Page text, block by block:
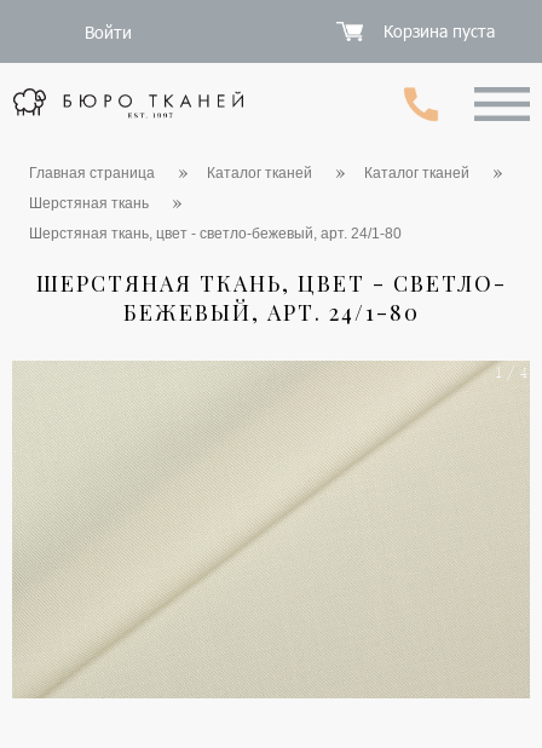
Войти Корзина пуста
Главная страница Каталог тканей
Каталог тканей
Шерстяная ткань
Шерстяная ткань, цвет - светло-бежевый, арт. 24/1-80
ШЕРСТЯНАЯ ТКАНЬ, ЦВЕТ - СВЕТЛО-
БЕЖЕВЫЙ, АРТ. 24/1-80
1 / 4